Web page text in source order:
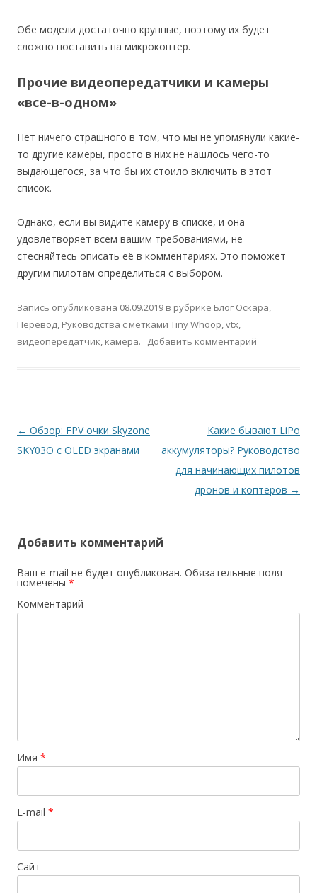
Обе модели достаточно крупные, поэтому их будет
сложно поставить на микрокоптер.
Прочие видеопередатчики и камеры
«все-в-одном»
Нет ничего страшного в том, что мы не упомянули какие-
то другие камеры, просто в них не нашлось чего-то
выдающегося, за что бы их стоило включить в этот
список.
Однако, если вы видите камеру в списке, и она
удовлетворяет всем вашим требованиями, не
стесняйтесь описать её в комментариях. Это поможет
другим пилотам определиться с выбором.
Запись опубликована 08.09.2019 в рубрике Блог Оскара,
Перевод, Руководства с метками Tiny Whoop,vtx,
видеопередатчик, камера. Добавить комментарий
Навигация
по
← Обзор: FPV очки Skyzone
SKY03O с OLED экранами
Какие бывают LiPo
аккумуляторы? Руководство
для начинающих пилотов
дронов и коптеров →
Добавить комментарий
Ваш e-mail не будет опубликован. Обязательные поля
помечены *
Комментарий
Имя *
E-mail *
Сайт